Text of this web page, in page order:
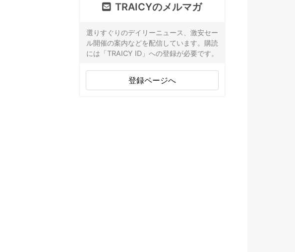
TRAICYのメルマガ
選りすぐりのデイリーニュース、激安セー
ル開催の案内などを配信しています。購読
には「TRAICY ID」への登録が必要です。
登録ページへ